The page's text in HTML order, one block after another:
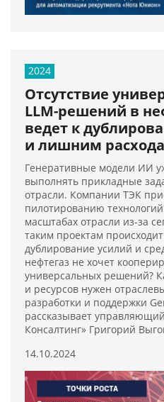
2024
Отсутствие
LLM-решений в
ведет к
и лишним
Генеративные модели ИИ
выполнять прикладные
отрасли. Компании ТЭК
пилотированию
масштабах отрасли из-за
таким проектам
дублирование усилий и
нефтегаз не хочет
универсальных решений?
и ресурсов нужен
разработки и поддержки
рассказывает
Консалтинг» Григорий
14.10.2024